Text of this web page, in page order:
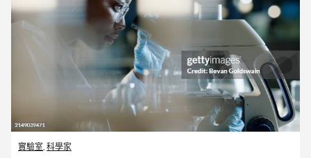
實驗室 科學家